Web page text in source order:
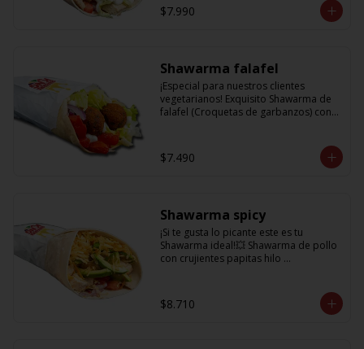
$7.990
Shawarma falafel
¡Especial para nuestros clientes
vegetarianos! Exquisito Shawarma de
falafel (Croquetas de garbanzos) con
en base a lactonesa
$7.490
Shawarma spicy
¡Si te gusta lo picante este es tu
Shawarma ideal!💥 Shawarma de pollo
con crujientes papitas hilo
(picante)
$8.710